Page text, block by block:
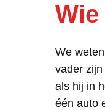
We
vader
als hij in
één auto